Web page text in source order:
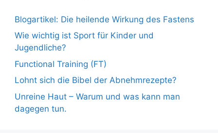
Blogartikel: Die heilende Wirkung des Fastens
Wie wichtig ist Sport für Kinder und
Jugendliche?
Functional Training (FT)
Lohnt sich die Bibel der Abnehmrezepte?
Unreine Haut – Warum und was kann man
dagegen tun.